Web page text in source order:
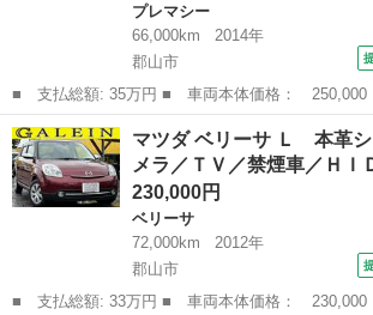
プレマシー
66,000km
2014年
郡山市
■ 支払総額: 35万円 ■ 車両本体価格： 250,000 円 ■ メーカー
名： マツダ ■ 車種名： プレマシー ■ グレー
スカイアクティブ ／後期型／ナビ／Ｂカメラ／Ｔ
ｏｔｈオーディオ...
福島 郡山市 プレマシー
マツダ ベリーサ Ｌ 本革シ
メラ／ＴＶ／禁煙車／Ｈ
230,000円
ベリーサ
72,000km
2012年
郡山市
■ 支払総額: 33万円 ■ 車両本体価格： 230,000 円 ■ メーカー